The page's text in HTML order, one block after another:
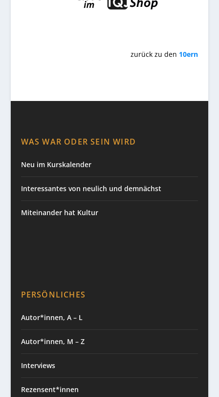
zurück zu den 10ern
WAS WAR ODER SEIN WIRD
Neu im Kurskalender
Interessantes von neulich und demnächst
Miteinander hat Kultur
PERSÖNLICHES
Autor*innen, A – L
Autor*innen, M – Z
Interviews
Rezensent*innen